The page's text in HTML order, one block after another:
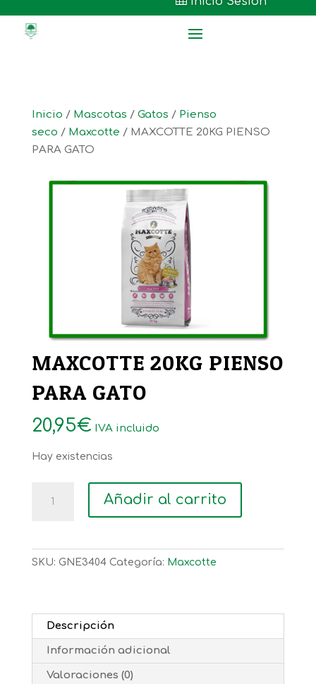
Inicio / Mascotas / Gatos / Pienso
seco / Maxcotte / MAXCOTTE 20KG PIENSO
PARA GATO
MAXCOTTE 20KG PIENSO
PARA GATO
20,95€ IVA incluido
Hay existencias
20KG
GATO
Añadir al carrito
SKU: GNE3404 Categoría: Maxcotte
Descripción
Información adicional
Valoraciones (0)